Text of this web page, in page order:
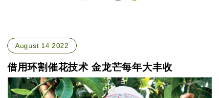
August 14 2022
借用环割催花技术 金龙芒每年大丰收